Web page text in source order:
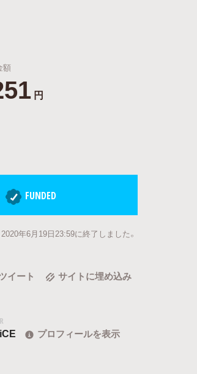
額
円
FUNDED
年6月19日23:59に終了しました。
イート サイトに埋め込み
プロフィールを表示